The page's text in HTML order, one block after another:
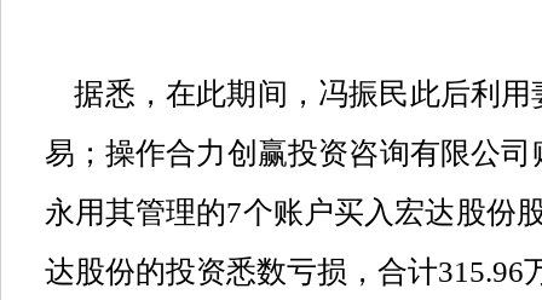
据悉，在此期间，冯振民此后利
易；操作合力创赢投资咨询有限公
永用其管理的7个账户买入宏达股份
达股份的投资悉数亏损，合计315.96